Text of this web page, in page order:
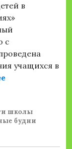
в
с
учащихся в
«Проверка
школы
будни